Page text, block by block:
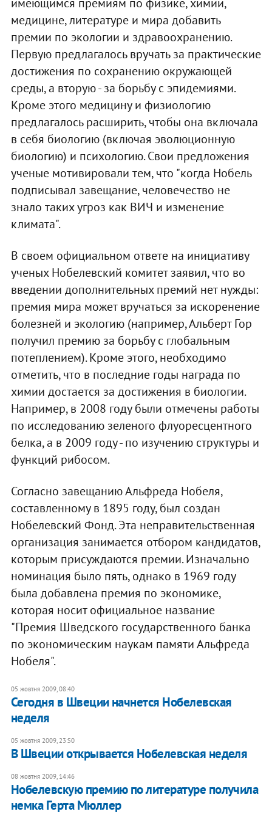
медицине, литературе и мира добавить
премии по экологии и здравоохранению.
Первую предлагалось вручать за практические
достижения по сохранению окружающей
среды, а вторую - за борьбу с эпидемиями.
Кроме этого медицину и физиологию
предлагалось расширить, чтобы она включала
в себя биологию (включая эволюционную
биологию) и психологию. Свои предложения
ученые мотивировали тем, что "когда Нобель
подписывал завещание, человечество не
знало таких угроз как ВИЧ и изменение
климата".
В своем официальном ответе на инициативу
ученых Нобелевский комитет заявил, что во
введении дополнительных премий нет нужды:
премия мира может вручаться за искоренение
болезней и экологию (например, Альберт Гор
получил премию за борьбу с глобальным
потеплением). Кроме этого, необходимо
отметить, что в последние годы награда по
химии достается за достижения в биологии.
Например, в 2008 году были отмечены работы
по исследованию зеленого флуоресцентного
белка, а в 2009 году - по изучению структуры и
функций рибосом.
Согласно завещанию Альфреда Нобеля,
составленному в 1895 году, был создан
Нобелевский Фонд. Эта неправительственная
организация занимается отбором кандидатов,
которым присуждаются премии. Изначально
номинация было пять, однако в 1969 году
была добавлена премия по экономике,
которая носит официальное название
"Премия Шведского государственного банка
по экономическим наукам памяти Альфреда
Нобеля".
05 жовтня 2009, 08:40
Сегодня в Швеции начнется Нобелевская
неделя
05 жовтня 2009, 23:50
В Швеции открывается Нобелевская неделя
08 жовтня 2009, 14:46
Нобелевскую премию по литературе получила
немка Герта Мюллер